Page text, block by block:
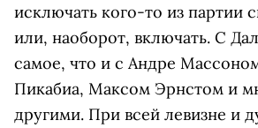
исключать кого-то из партии
или, наоборот, включать. С
самое, что и с Андре
Пикабиа, Максом Эрнстом и
другими. При всей левизне и